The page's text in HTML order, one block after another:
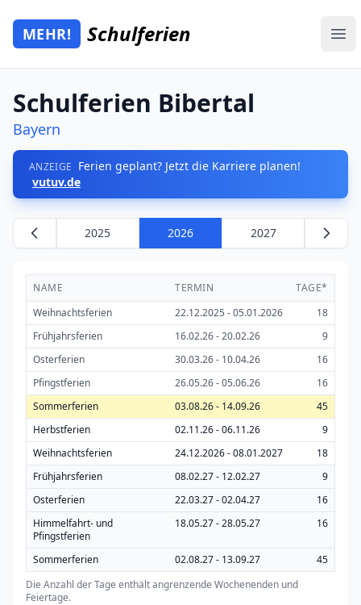
Zum Hauptinhalt springen
Mehr Schulferien
MEHR! Schulferien
Schulferien Bibertal
Bayern
ANZEIGE Ferien geplant? Jetzt die Karriere planen!
vutuv.de
2025 2026 2027
NAME TERMIN
TAGE*
Weihnachtsferien
22.12.2025 - 05.01.2026
18
Frühjahrsferien
16.02.26 - 20.02.26
9
Osterferien
30.03.26 - 10.04.26
16
Pfingstferien
26.05.26 - 05.06.26
16
Sommerferien
03.08.26 - 14.09.26
45
Herbstferien
02.11.26 - 06.11.26
9
Weihnachtsferien
24.12.2026 - 08.01.2027
18
Frühjahrsferien
08.02.27 - 12.02.27
9
Osterferien
22.03.27 - 02.04.27
16
Himmelfahrt- und
Pfingstferien
18.05.27 - 28.05.27 16
Sommerferien 02.08.27 - 13.09.27
45
Die Anzahl der Tage enthält angrenzende Wochenenden und
Feiertage.